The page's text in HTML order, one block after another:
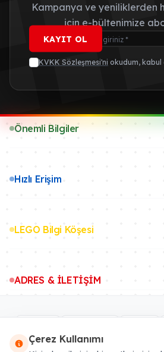
Kampanya ve yeniliklerden
için e-bültenimize
KAYIT OL
KVKK Sözleşmesi'ni okudum, kabul
Önemli Bilgiler
Hızlı Erişim
LEGO Bilgi Köşesi
ADRES & İLETİŞİM
Çerez Kullanımı